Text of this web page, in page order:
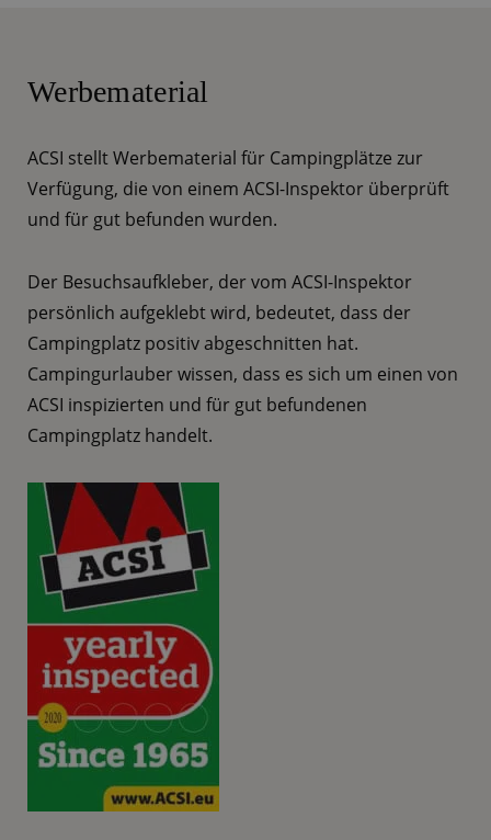
Werbematerial
ACSI stellt Werbematerial für Campingplätze zur
Verfügung, die von einem ACSI-Inspektor überprüft
und für gut befunden wurden.
Der Besuchsaufkleber, der vom ACSI-Inspektor
persönlich aufgeklebt wird, bedeutet, dass der
Campingplatz positiv abgeschnitten hat.
Campingurlauber wissen, dass es sich um einen von
ACSI inspizierten und für gut befundenen
Campingplatz handelt.